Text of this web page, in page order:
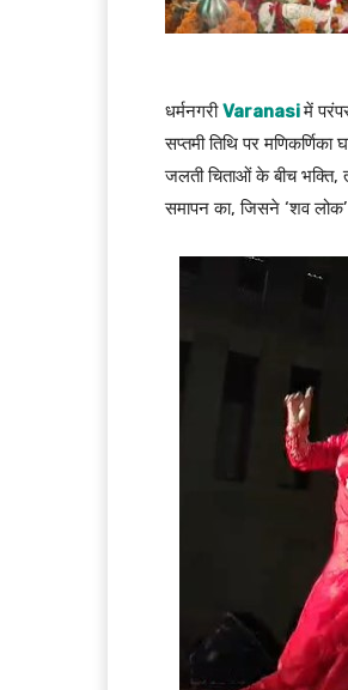
धर्मनगरीVaranasiमें
सप्तमी तिथि पर
जलती चिताओं के बीच भक्ति,
समापन का, जिसने ‘शव लोक’